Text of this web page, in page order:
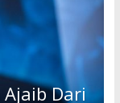
Ajaib Dari